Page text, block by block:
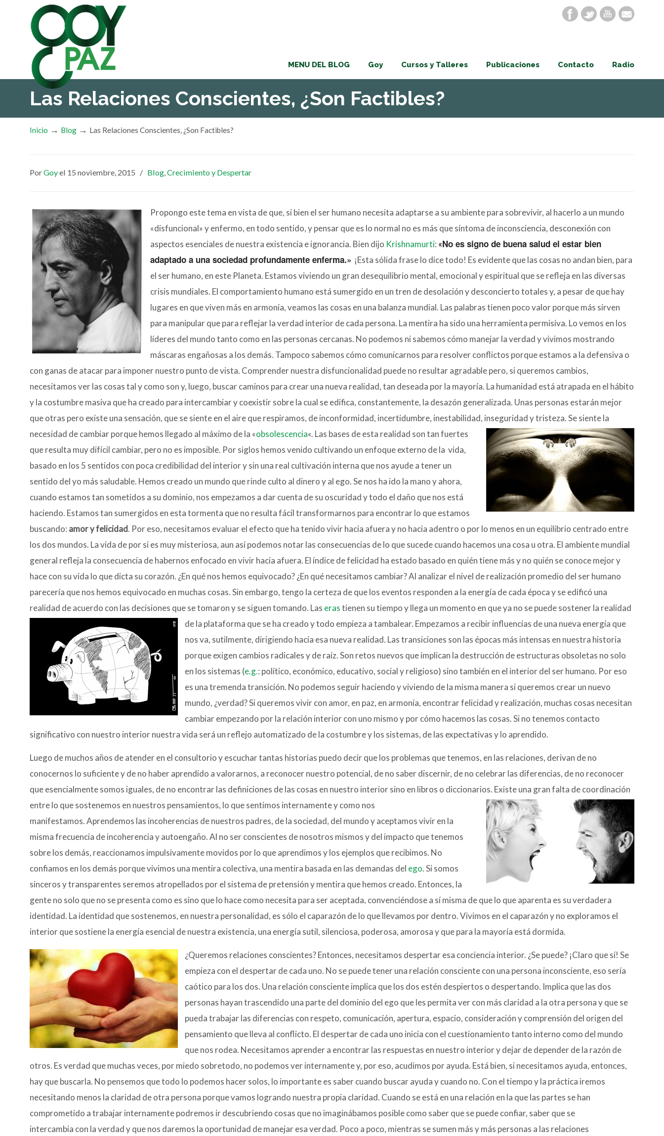
MENU DEL BLOG Goy Cursos y Talleres Publicaciones Contacto Radio
Las Relaciones Conscientes, ¿Son Factibles?
Inicio → Blog → Las Relaciones Conscientes, ¿Son Factibles?
PorGoyel 15 noviembre, 2015 / Blog,Crecimiento y Despertar
Propongo este tema en vista de que, si bien el ser humano necesita adaptarse a su ambiente para sobrevivir, al hacerlo a un mundo
«disfuncional» y enfermo, en todo sentido, y pensar que es lo normal no es más que síntoma de inconsciencia, desconexión con
aspectos esenciales de nuestra existencia e ignorancia. Bien dijo Krishnamurti: «No es signo de buena salud el estar bien
adaptado a una sociedad profundamente enferma.» ¡Esta sólida frase lo dice todo! Es evidente que las cosas no andan bien, para
el ser humano, en este Planeta. Estamos viviendo un gran desequilibrio mental, emocional y espiritual que se refleja en las diversas
crisis mundiales. El comportamiento humano está sumergido en un tren de desolación y desconcierto totales y, a pesar de que hay
lugares en que viven más en armonía, veamos las cosas en una balanza mundial. Las palabras tienen poco valor porque más sirven
para manipular que para reflejar la verdad interior de cada persona. La mentira ha sido una herramienta permisiva. Lo vemos en los
líderes del mundo tanto como en las personas cercanas. No podemos ni sabemos cómo manejar la verdad y vivimos mostrando
máscaras engañosas a los demás. Tampoco sabemos cómo comunicarnos para resolver conflictos porque estamos a la defensiva o
con ganas de atacar para imponer nuestro punto de vista. Comprender nuestra disfuncionalidad puede no resultar agradable pero, si queremos cambios,
necesitamos ver las cosas tal y como son y, luego, buscar caminos para crear una nueva realidad, tan deseada por la mayoría. La humanidad está atrapada en el hábito
y la costumbre masiva que ha creado para intercambiar y coexistir sobre la cual se edifica, constantemente, la desazón generalizada. Unas personas estarán mejor
que otras pero existe una sensación, que se siente en el aire que respiramos, de inconformidad, incertidumbre, inestabilidad, inseguridad y tristeza. Se siente la
necesidad decambiar porque hemos llegado al máximo de la «obsolescencia«. Las bases de esta realidad son tan fuertes
que resulta muy difícil cambiar, pero no es imposible. Por siglos hemos venido cultivando un enfoque externo de la vida,
basado en los 5 sentidos con poca credibilidad del interior y sin una real cultivación interna que nos ayude a tener un
sentido del yo más saludable. Hemos creado un mundo que rinde culto al dinero y al ego. Se nos ha ido la mano y ahora,
cuando estamos tan sometidos a su dominio, nos empezamos a dar cuenta de su oscuridad y todo el daño que nos está
haciendo. Estamos tan sumergidos en esta tormenta que no resulta fácil transformarnos para encontrar lo que estamos
buscando: amor y felicidad. Por eso, necesitamos evaluar el efecto que ha tenido vivir hacia afuera y no hacia adentro o por lo menos en un equilibrio centrado entre
los dos mundos. La vida de por si es muy misteriosa, aun así podemos notar las consecuencias de lo que sucede cuando hacemos una cosa u otra. El ambiente mundial
general refleja la consecuencia de habernos enfocado en vivir hacia afuera. El índice de felicidad ha estado basado en quién tiene más y no quién se conoce mejor y
hace con su vida lo que dicta su corazón. ¿En qué nos hemos equivocado? ¿En qué necesitamos cambiar? Al analizar el nivel de realización promedio del ser humano
parecería que nos hemos equivocado en muchas cosas. Sin embargo, tengo la certeza de que los eventos responden a la energía de cada época y se edificó una
realidad de acuerdo con las decisiones que se tomaron y se siguen tomando. Las erastienen su tiempo y llega un momento en que ya no se puede sostener la realidad
de la plataforma que se ha creado y todo empieza a tambalear. Empezamos a recibir influencias de una nueva energía que
nos va, sutilmente, dirigiendo hacia esa nueva realidad. Las transiciones son las épocas más intensas en nuestra historia
porque exigen cambios radicales y de raíz. Son retos nuevos que implican la destrucción de estructuras obsoletas no solo
en los sistemas (e.g.: político, económico, educativo, social y religioso) sino también en el interior del ser humano. Por eso
es una tremenda transición. No podemos seguir haciendo y viviendo de la misma manera si queremos crear un nuevo
mundo, ¿verdad? Si queremos vivir con amor, en paz, en armonía, encontrar felicidad y realización, muchas cosas necesitan
cambiar empezando por la relación interior con uno mismo y por cómo hacemos las cosas. Si no tenemos contacto
significativo con nuestro interior nuestra vida será un reflejo automatizado de la costumbre y los sistemas, de las expectativas y lo aprendido.
Luego de muchos años de atender en el consultorio y escuchar tantas historias puedo decir que los problemas que tenemos, en las relaciones, derivan de no
conocernos lo suficiente y de no haber aprendido a valorarnos, a reconocer nuestro potencial, de no saber discernir, de no celebrar las diferencias, de no reconocer
que esencialmente somos iguales, de no encontrar las definiciones de las cosas en nuestro interior sino en libros o diccionarios. Existe una gran falta de coordinación
entre lo que sostenemos en nuestros pensamientos, lo que sentimos internamente y como nos
manifestamos. Aprendemos las incoherencias de nuestros padres, de la sociedad, del mundo y aceptamos vivir en la
misma frecuencia de incoherencia y autoengaño. Al no ser conscientes de nosotros mismos y del impacto que tenemos
sobre los demás, reaccionamos impulsivamente movidos por lo que aprendimos y los ejemplos que recibimos. No
confiamos en los demás porque vivimos una mentira colectiva, una mentira basada en las demandas del ego. Si somos
sinceros y transparentes seremos atropellados por el sistema de pretensión y mentira que hemos creado. Entonces, la
gente no solo que no se presenta como es sino que lo hace como necesita para ser aceptada, convenciéndose a sí misma de que lo que aparenta es su verdadera
identidad. La identidad que sostenemos, en nuestra personalidad, es sólo el caparazón de lo que llevamos por dentro. Vivimos en el caparazón y no exploramos el
interior que sostiene la energía esencial de nuestra existencia, una energía sutil, silenciosa, poderosa, amorosa y que para la mayoría está dormida.
¿Queremos relaciones conscientes? Entonces, necesitamos despertar esa conciencia interior. ¿Se puede? ¡Claro que sí! Se
empieza con el despertar de cada uno. No se puede tener una relación consciente con una persona inconsciente, eso sería
caótico para los dos. Una relación consciente implica que los dos estén despiertos o despertando. Implica que las dos
personas hayan trascendido una parte del dominio del ego que les permita ver con más claridad a la otra persona y que se
pueda trabajar las diferencias con respeto, comunicación, apertura, espacio, consideración y comprensión del origen del
pensamiento que lleva al conflicto. El despertar de cada uno inicia con el cuestionamiento tanto interno como del mundo
que nos rodea. Necesitamos aprender a encontrar las respuestas en nuestro interior y dejar de depender de la razón de
otros. Es verdad que muchas veces, por miedo sobretodo, no podemos ver internamente y, por eso, acudimos por ayuda. Está bien, si necesitamos ayuda, entonces,
hay que buscarla. No pensemos que todo lo podemos hacer solos, lo importante es saber cuando buscar ayuda y cuando no. Con el tiempo y la práctica iremos
necesitando menos la claridad de otra persona porque vamos logrando nuestra propia claridad. Cuando se está en una relación en la que las partes se han
comprometido a trabajar internamente podremos ir descubriendo cosas que no imaginábamos posible como saber que se puede confiar, saber que se
intercambia con la verdad y que nos daremos la oportunidad de manejar esa verdad. Poco a poco, mientras se sumen más y más personas a las relaciones